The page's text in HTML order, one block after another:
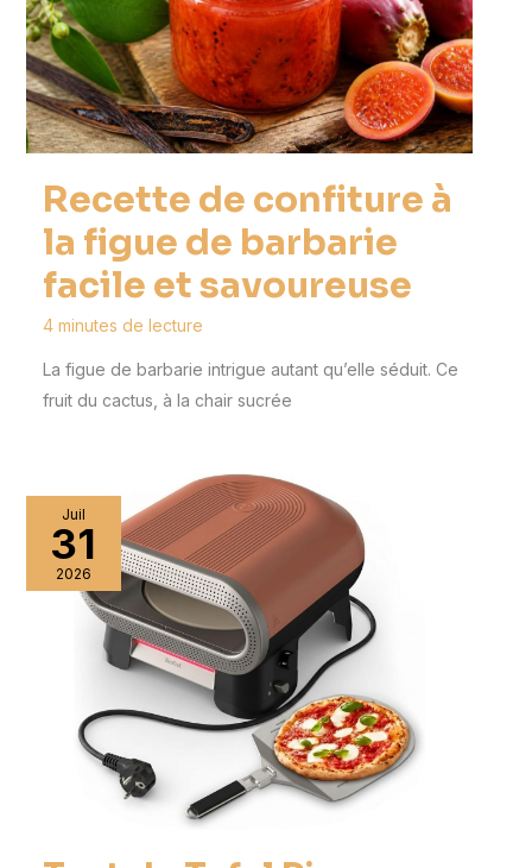
Recette de confiture à
la figue de barbarie
facile et savoureuse
4 minutes de lecture
La figue de barbarie intrigue autant qu’elle séduit. Ce
fruit du cactus, à la chair sucrée
Juil
31
2026